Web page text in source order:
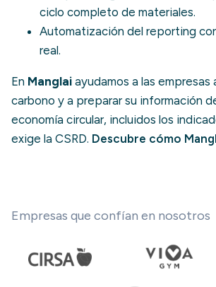
ciclo completo de materiales.
Automatización del reporting
real.
En Manglai ayudamos a las empresas
carbono y a preparar su información
economía circular, incluidos los
exige la CSRD. Descubre cómo
Empresas que confían en nosotros